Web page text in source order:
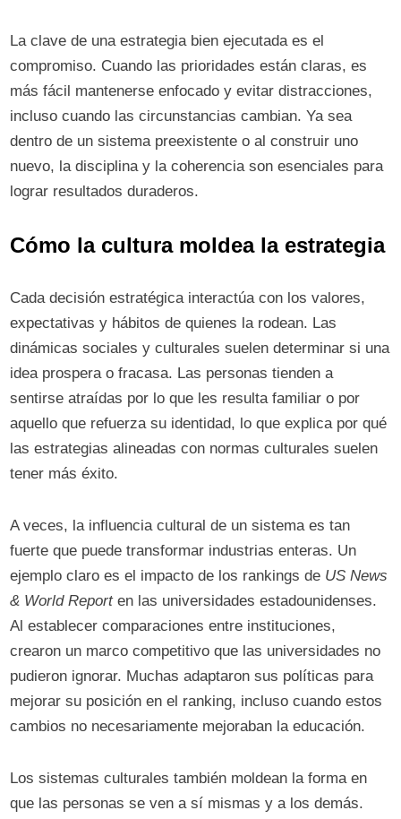
La clave de una estrategia bien ejecutada es el
compromiso. Cuando las prioridades están claras, es
más fácil mantenerse enfocado y evitar distracciones,
incluso cuando las circunstancias cambian. Ya sea
dentro de un sistema preexistente o al construir uno
nuevo, la disciplina y la coherencia son esenciales para
lograr resultados duraderos.
Cómo la cultura moldea la estrategia
Cada decisión estratégica interactúa con los valores,
expectativas y hábitos de quienes la rodean. Las
dinámicas sociales y culturales suelen determinar si una
idea prospera o fracasa. Las personas tienden a
sentirse atraídas por lo que les resulta familiar o por
aquello que refuerza su identidad, lo que explica por qué
las estrategias alineadas con normas culturales suelen
tener más éxito.
A veces, la influencia cultural de un sistema es tan
fuerte que puede transformar industrias enteras. Un
ejemplo claro es el impacto de los rankings de US News
& World Reporten las universidades estadounidenses.
Al establecer comparaciones entre instituciones,
crearon un marco competitivo que las universidades no
pudieron ignorar. Muchas adaptaron sus políticas para
mejorar su posición en el ranking, incluso cuando estos
cambios no necesariamente mejoraban la educación.
Los sistemas culturales también moldean la forma en
que las personas se ven a sí mismas y a los demás.